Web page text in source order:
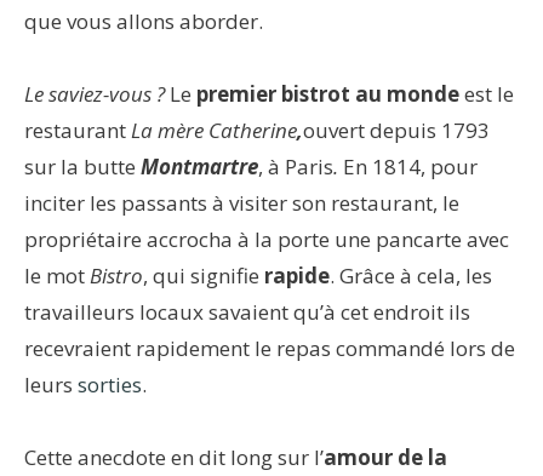
que vous allons aborder.
Le saviez-vous ?Le premier bistrot au mondeest le
restaurantLa mère Catherine,ouvert depuis 1793
sur la butte Montmartre, à Paris. En 1814, pour
inciter les passants à visiter son restaurant, le
propriétaire accrocha à la porte une pancarte avec
le motBistro, qui signifie rapide. Grâce à cela, les
travailleurs locaux savaient qu’à cet endroit ils
recevraient rapidement le repas commandé lors de
leurs sorties.
Cette anecdote en dit long sur l’amour de la